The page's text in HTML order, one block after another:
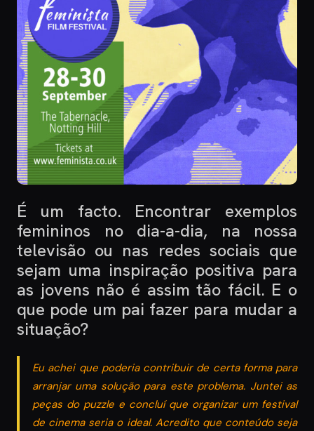
É um facto. Encontrar exemplos
femininos no dia-a-dia, na nossa
televisão ou nas redes sociais que
sejam uma inspiração positiva para
as jovens não é assim tão fácil. E o
que pode um pai fazer para mudar a
situação?
Eu achei que poderia contribuir de certa forma para
arranjar uma solução para este problema. Juntei as
peças do puzzle e concluí que organizar um festival
de cinema seria o ideal. Acredito que conteúdo seja